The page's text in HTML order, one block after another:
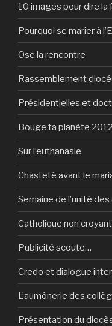
10 images pour dire la
Pourquoi se marier à
Ose la rencontre
Rassemblement
Présidentielles et
Bouge ta planète 2012
Sur l’euthanasie
Chasteté avant le
Semaine de l’unité
Catholique non
Publicité scoute…
Credo et dialogue
L’aumônerie des
Présentation du